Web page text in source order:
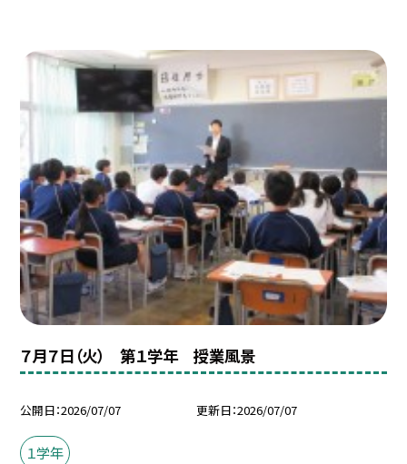
７月７日（火） 第１学年 授業風景
公開日 2026/07/07 更新日 2026/07/07
１学年